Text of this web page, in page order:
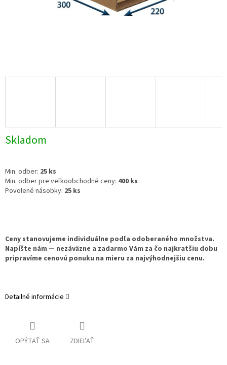
Skladom
Min. odber: 25 ks
Min. odber pre veľkoobchodné ceny: 400 ks
Povolené násobky: 25 ks
Ceny stanovujeme individuálne podľa odoberaného množstva.
Napíšte nám — nezáväzne a zadarmo Vám za čo najkratšiu dobu
pripravíme cenovú ponuku na mieru za najvýhodnejšiu cenu.
Detailné informácie
OPÝTAŤ SA ZDIEĽAŤ